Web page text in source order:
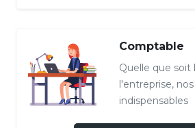
Comptable
Quelle que soit
l'entreprise,
indispensables